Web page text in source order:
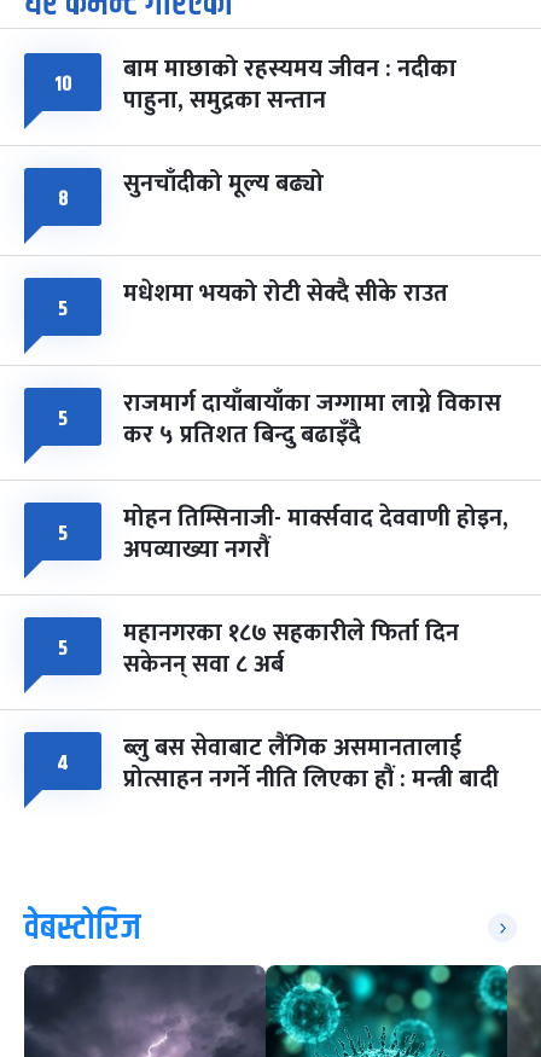
चैत्र ७, २०८३-Mar 21, 2027
८
सोम
फागुपूर्णिमा
चैत्र ८, २०८३-Mar 22, 2027
७ महिना बाँकी
१० बाम माछाको रहस्यमय जीवन : नदीका
पाहुना, समुद्रका सन्तान
८ सुनचाँदीको मूल्य बढ्यो
५ मधेशमा भयको रोटी सेक्दै सीके राउत
५ राजमार्ग दायाँबायाँका जग्गामा लाग्ने विकास
कर ५ प्रतिशत बिन्दु बढाइँदै
५ मोहन तिम्सिनाजी- मार्क्सवाद देववाणी होइन,
अपव्याख्या नगरौं
५ महानगरका १८७ सहकारीले फिर्ता दिन
सकेनन् सवा ८ अर्ब
४ ब्लु बस सेवाबाट लैंगिक असमानतालाई
प्रोत्साहन नगर्ने नीति लिएका हौं : मन्त्री बादी
वेबस्टोरिज